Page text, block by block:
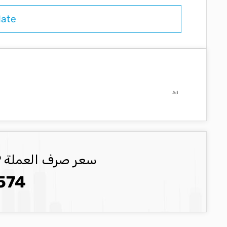
Ad
سعر صرف العملة GBP العملة المحدثة